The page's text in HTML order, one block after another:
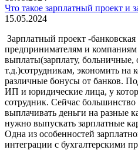
Что такое зарплатный проект и
15.05.2024
Зарплатный проект -банковская
предпринимателям и компаниям
выплаты(зарплату, больничные,
т.д.)сотрудникам, экономить на
различные бонусы от банков.
ИП и юридические лица, у
сотрудник. Сейчас
выплачивать деньги на разные
нужно выпускать зарплатные
Одна из особенностей
интеграции с бухгалтерскими